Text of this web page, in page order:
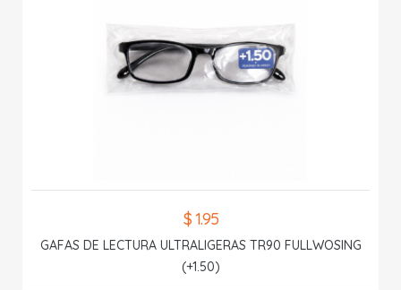
$ 1.95
GAFAS DE LECTURA ULTRALIGERAS TR90 FULLWOSING
(+1.50)